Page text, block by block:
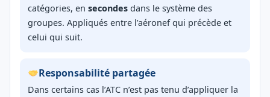
catégories, en secondes dans le système des
groupes. Appliqués entre l’aéronef qui précède et
celui qui suit.
Responsabilité partagée
Dans certains cas l’ATC n’est pas tenu d’appliquer la